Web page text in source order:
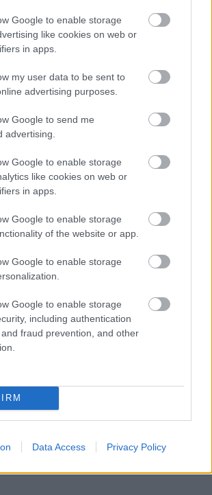
Google to enable storage
like cookies on web or
in apps.
my user data to be sent to
advertising purposes.
Google to send me
advertising.
Google to enable storage
like cookies on web or
in apps.
Google to enable storage
of the website or app.
Google to enable storage
Google to enable storage
including authentication
fraud prevention, and other
Data Access Privacy Policy
bizonyít semmit, mondtam, és a saját
mentem tovább.
vizsgálatokat. A céges
régi beosztásokat, jelvényszámokat
a mondatot, amitől megállt bennem a
jelentéseket, és pénzt fogad
Azért fizettek neki, hogy bizonyos
eltüntessen részleteket, vagy az
keresztbe fordult rajta. Le kellett volna